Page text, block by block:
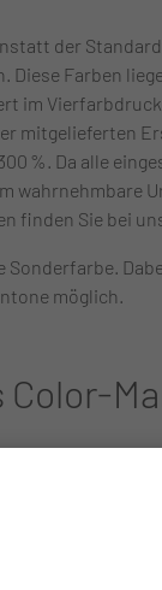
der
Farben
im
mitgelieferten
%. Da alle
wahrnehmbare
finden Sie bei
Sonderfarbe.
möglich.
Akademie eine